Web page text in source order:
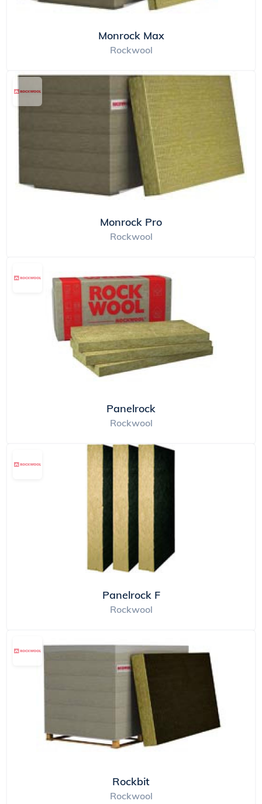
Monrock Max
Rockwool
Monrock Pro
Rockwool
Panelrock
Rockwool
Panelrock F
Rockwool
Rockbit
Rockwool